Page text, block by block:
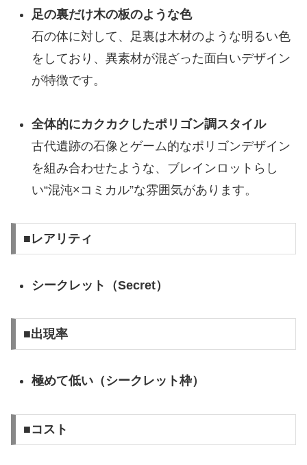
足の裏だけ木の板のような色
石の体に対して、足裏は木材のような明るい色
をしており、異素材が混ざった面白いデザイン
が特徴です。
全体的にカクカクしたポリゴン調スタイル
古代遺跡の石像とゲーム的なポリゴンデザイン
を組み合わせたような、ブレインロットらし
い“混沌×コミカル”な雰囲気があります。
■レアリティ
シークレット（Secret）
■出現率
極めて低い（シークレット枠）
■コスト